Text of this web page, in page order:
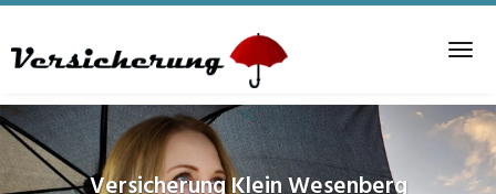
to
content